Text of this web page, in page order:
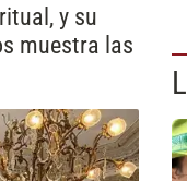
y su
muestra las